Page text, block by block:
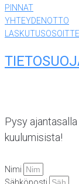
PINNAT
YHTEYDENOTTO
Pysy
kuulumisista!
Nimi
Sähköposti